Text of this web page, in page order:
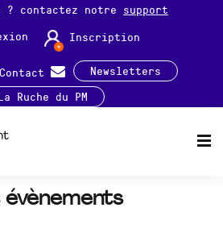
? contactez notre support
Inscription
Contact
Newsletters
Ruche du PM
évènements